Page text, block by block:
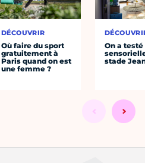
DÉCOUVRIR
Où faire du sport
gratuitement à
Paris quand on est
une femme ?
On a
stade